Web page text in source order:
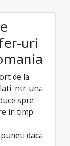
uri
de la
intr-una
spre
in timp
daca